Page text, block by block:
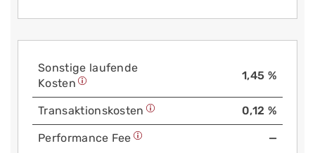
Sonstige laufende
Kosten
1,45 %
Trans­aktions­kosten 0,12 %
Performance Fee —